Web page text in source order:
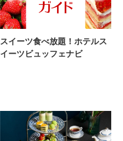
スイーツ食べ放題！ホテルス
イーツビュッフェナビ